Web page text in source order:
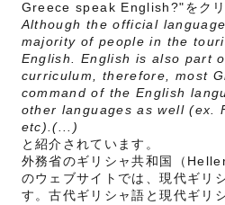
Greece speak English?"をクリ
Although the official
majority of people in the
English. English is also part
curriculum, therefore, most
command of the English
other languages as well (ex.
etc).(...)
と紹介されています。
外務省のギリシャ共和国（
のウェブサイトでは、現代ギリ
す。古代ギリシャ語と現代ギリ